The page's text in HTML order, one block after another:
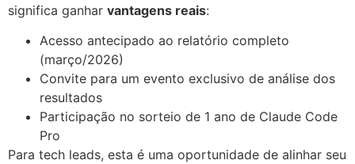
significa ganhar vantagens reais:
Acesso antecipado ao relatório completo
(março/2026)
Convite para um evento exclusivo de análise dos
resultados
Participação no sorteio de 1 ano de Claude Code
Pro
Para tech leads, esta é uma oportunidade de alinhar seu